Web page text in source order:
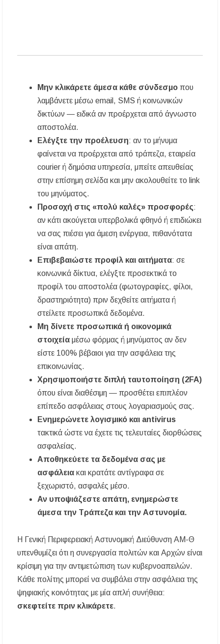
Μην κλικάρετε άμεσα κάθε σύνδεσμο που
λαμβάνετε μέσω email, SMS ή κοινωνικών
δικτύων — ειδικά αν προέρχεται από άγνωστο
αποστολέα.
Ελέγξτε την προέλευση: αν το μήνυμα
φαίνεται να προέρχεται από τράπεζα, εταιρεία
courier ή δημόσια υπηρεσία, μπείτε απευθείας
στην επίσημη σελίδα και μην ακολουθείτε το link
του μηνύματος.
Προσοχή στις «πολύ καλές» προσφορές:
αν κάτι ακούγεται υπερβολικά φθηνό ή επιδιώκει
να σας πιέσει για άμεση ενέργεια, πιθανότατα
είναι απάτη.
Επιβεβαιώστε προφίλ και αιτήματα: σε
κοινωνικά δίκτυα, ελέγξτε προσεκτικά το
προφίλ του αποστολέα (φωτογραφίες, φίλοι,
δραστηριότητα) πριν δεχθείτε αιτήματα ή
στείλετε προσωπικά δεδομένα.
Μη δίνετε προσωπικά ή οικονομικά
στοιχεία μέσω φόρμας ή μηνύματος αν δεν
είστε 100% βέβαιοι για την ασφάλεια της
επικοινωνίας.
Χρησιμοποιήστε διπλή ταυτοποίηση (2FA)
όπου είναι διαθέσιμη — προσθέτει επιπλέον
επίπεδο ασφάλειας στους λογαριασμούς σας.
Ενημερώνετε λογισμικό και antivirus
τακτικά ώστε να έχετε τις τελευταίες διορθώσεις
ασφαλείας.
Αποθηκεύετε τα δεδομένα σας με
ασφάλεια και κρατάτε αντίγραφα σε
ξεχωριστό, ασφαλές μέσο.
Αν υποψιάζεστε απάτη, ενημερώστε
άμεσα την Τράπεζα και την Αστυνομία.
Η Γενική Περιφερειακή Αστυνομική Διεύθυνση ΑΜ-Θ
υπενθυμίζει ότι η συνεργασία πολιτών και Αρχών είναι
κρίσιμη για την αντιμετώπιση των κυβερνοαπειλών.
Κάθε πολίτης μπορεί να συμβάλει στην ασφάλεια της
ψηφιακής κοινότητας με μία απλή συνήθεια:
σκεφτείτε πριν κλικάρετε.